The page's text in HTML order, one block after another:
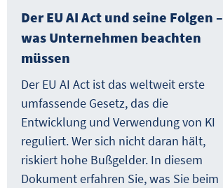
Der EU AI Act und seine Folgen –
was Unternehmen beachten
müssen
Der EU AI Act ist das weltweit erste
umfassende Gesetz, das die
Entwicklung und Verwendung von KI
reguliert. Wer sich nicht daran hält,
riskiert hohe Bußgelder. In diesem
Dokument erfahren Sie, was Sie beim